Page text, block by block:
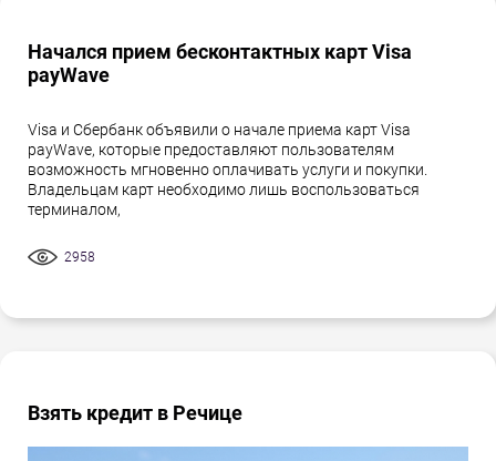
Начался прием бесконтактных карт Visa
payWave
Visa и Сбербанк объявили о начале приема карт Visa
payWave, которые предоставляют пользователям
возможность мгновенно оплачивать услуги и покупки.
Владельцам карт необходимо лишь воспользоваться
терминалом,
2958
Взять кредит в Речице